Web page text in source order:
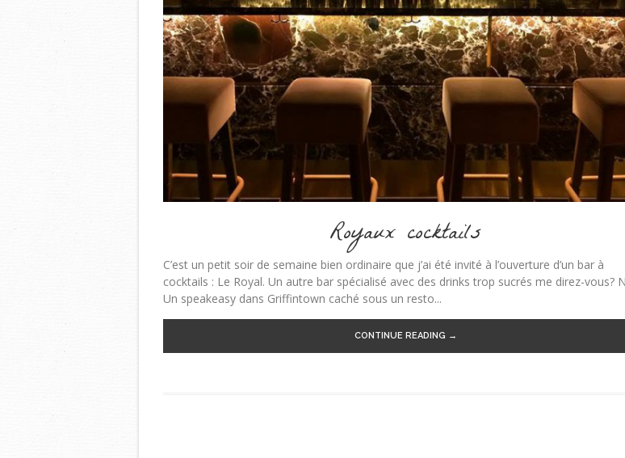
Royaux cocktails
C’est un petit soir de semaine bien ordinaire que j’ai été invité à l’ouverture d’un bar à
cocktails : Le Royal. Un autre bar spécialisé avec des drinks trop sucrés me direz-vous?
Un speakeasy dans Griffintown caché sous un resto...
CONTINUE READING →